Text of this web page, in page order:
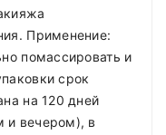
Применение:
помассировать и
срок
на 120 дней
и вечером), в